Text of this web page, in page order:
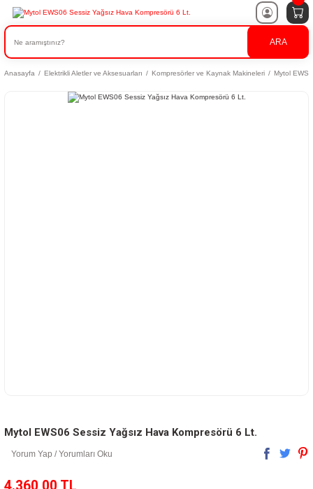
ARA
Anasayfa Elektrikli Aletler ve Aksesuarları Kompresörler ve Kaynak Makineleri Mytol
Mytol EWS06 Sessiz Yağsız Hava Kompresörü 6 Lt.
Yorum Yap / Yorumları Oku